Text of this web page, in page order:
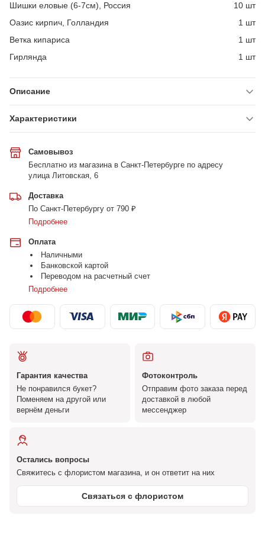
Шишки еловые (6-7см), Россия
10 шт
Оазис кирпич, Голландия
1 шт
Ветка кипариса
1 шт
Гирлянда
1 шт
Описание
Характеристики
Самовывоз
Бесплатно из магазина в Санкт-Петербурге по адресу
улица Литовская, 6
Доставка
По Санкт-Петербургу от 790 ₽
Подробнее
Оплата
Наличными
Банковской картой
Переводом на расчетный счет
Подробнее
Гарантия качества
Не понравился букет?
Поменяем на другой или
вернём деньги
Фотоконтроль
Отправим фото заказа перед
доставкой в любой
мессенджер
Остались вопросы
Свяжитесь с флористом магазина, и он ответит на них
Связаться с флористом